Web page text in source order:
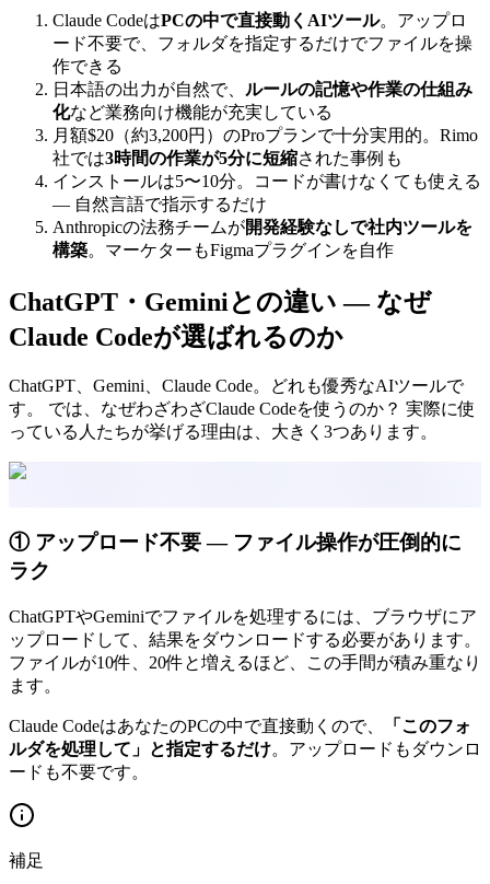
Claude CodeはPCの中で直接動くAIツール。アップロ
ード不要で、フォルダを指定するだけでファイルを操
作できる
日本語の出力が自然で、 ルールの記憶や作業の仕組み
化など業務向け機能が充実している
月額$20（約3,200円）のProプランで十分実用的。Rimo
社では3時間の作業が5分に短縮された事例も
インストールは5〜10分。コードが書けなくても使える
— 自然言語で指示するだけ
Anthropicの法務チームが開発経験なしで社内ツールを
構築。マーケターもFigmaプラグインを自作
ChatGPT・Geminiとの違い — なぜ
Claude Codeが選ばれるのか
ChatGPT、Gemini、Claude Code。どれも優秀なAIツールで
す。 では、なぜわざわざClaude Codeを使うのか？ 実際に使
っている人たちが挙げる理由は、大きく3つあります。
① アップロード不要 — ファイル操作が圧倒的に
ラク
ChatGPTやGeminiでファイルを処理するには、ブラウザにア
ップロードして、結果をダウンロードする必要があります。
ファイルが10件、20件と増えるほど、この手間が積み重なり
ます。
Claude CodeはあなたのPCの中で直接動くので、
「このフォ
ルダを処理して」と指定するだけ。アップロードもダウンロ
ードも不要です。
補足